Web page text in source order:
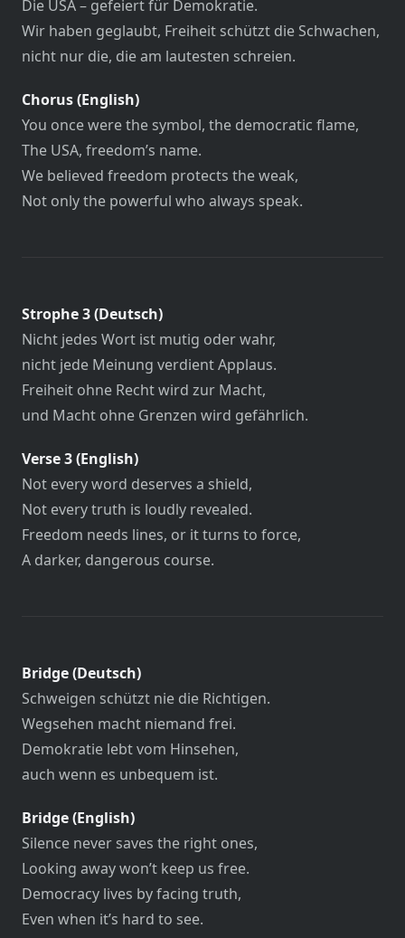
Die USA – gefeiert für Demokratie.
Wir haben geglaubt, Freiheit schützt die Schwachen,
nicht nur die, die am lautesten schreien.
Chorus (English)
You once were the symbol, the democratic flame,
The USA, freedom’s name.
We believed freedom protects the weak,
Not only the powerful who always speak.
Strophe 3 (Deutsch)
Nicht jedes Wort ist mutig oder wahr,
nicht jede Meinung verdient Applaus.
Freiheit ohne Recht wird zur Macht,
und Macht ohne Grenzen wird gefährlich.
Verse 3 (English)
Not every word deserves a shield,
Not every truth is loudly revealed.
Freedom needs lines, or it turns to force,
A darker, dangerous course.
Bridge (Deutsch)
Schweigen schützt nie die Richtigen.
Wegsehen macht niemand frei.
Demokratie lebt vom Hinsehen,
auch wenn es unbequem ist.
Bridge (English)
Silence never saves the right ones,
Looking away won’t keep us free.
Democracy lives by facing truth,
Even when it’s hard to see.